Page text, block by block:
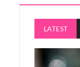
LATEST